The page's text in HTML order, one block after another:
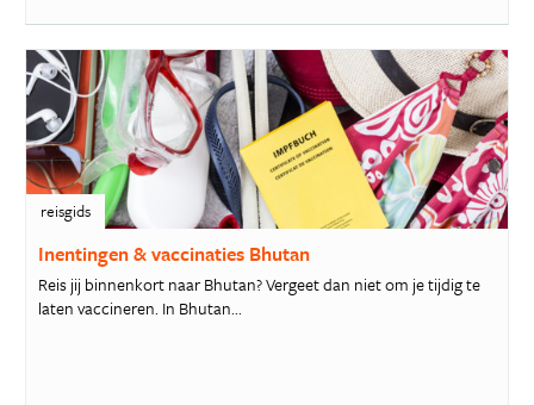
reisgids
Inentingen & vaccinaties Bhutan
Reis jij binnenkort naar Bhutan? Vergeet dan niet om je tijdig te
laten vaccineren. In Bhutan...